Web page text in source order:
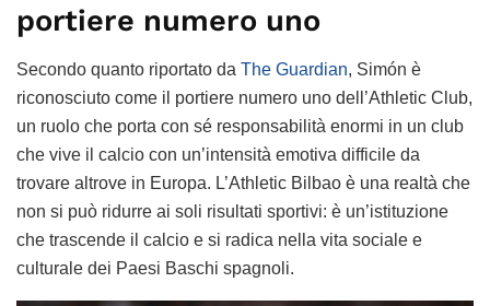
portiere numero uno
Secondo quanto riportato da The Guardian, Simón è
riconosciuto come il portiere numero uno dell’Athletic Club,
un ruolo che porta con sé responsabilità enormi in un club
che vive il calcio con un’intensità emotiva difficile da
trovare altrove in Europa. L’Athletic Bilbao è una realtà che
non si può ridurre ai soli risultati sportivi: è un’istituzione
che trascende il calcio e si radica nella vita sociale e
culturale dei Paesi Baschi spagnoli.